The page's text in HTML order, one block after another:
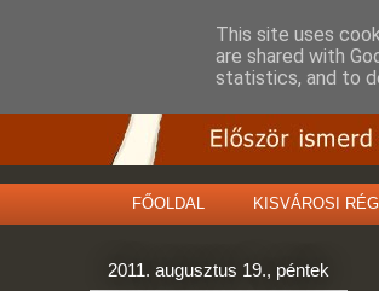
FŐOLDAL KISVÁROSI
2011. augusztus 19., péntek
This site uses
are shared with
statistics, and to